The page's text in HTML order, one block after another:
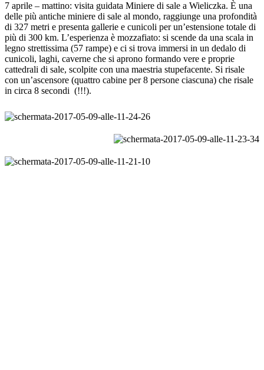
7 aprile – mattino: visita guidata Miniere di sale a Wieliczka. È una
delle più antiche miniere di sale al mondo, raggiunge una profondità
di 327 metri e presenta gallerie e cunicoli per un’estensione totale di
più di 300 km. L’esperienza è mozzafiato: si scende da una scala in
legno strettissima (57 rampe) e ci si trova immersi in un dedalo di
cunicoli, laghi, caverne che si aprono formando vere e proprie
cattedrali di sale, scolpite con una maestria stupefacente. Si risale
con un’ascensore (quattro cabine per 8 persone ciascuna) che risale
in circa 8 secondi (!!!).